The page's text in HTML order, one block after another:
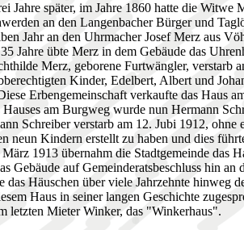
Jahre später, im Jahre 1860 hatte die Witwe
an den Langenbacher Bürger und
Jahr an den Uhrmacher Josef Merz aus
Jahre übte Merz in dem Gebäude das
Merz, geborene Furtwängler, verstarb
Kinder, Edelbert, Albert und
Erbengemeinschaft verkaufte das Haus
am Burgweg wurde nun Hermann
Schreiber verstarb am 12. Jubi 1912, ohne
neun Kindern erstellt zu haben und dies
1913 übernahm die Stadtgemeinde das
Gebäude auf Gemeinderatsbeschluss hin an
Häuschen über viele Jahrzehnte hinweg
Haus in seiner langen Geschichte
letzten Mieter Winker, das "Winkerhaus".